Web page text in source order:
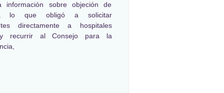
información sobre objeción de
lo que obligó a solicitar
directamente a hospitales
recurrir al Consejo para la